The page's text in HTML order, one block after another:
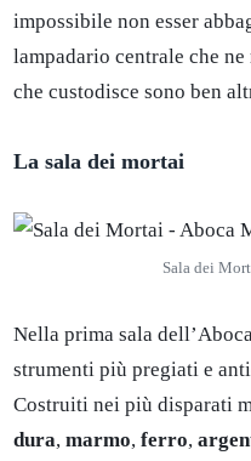
impossibile non esser
lampadario centrale che
che custodisce sono ben
La sala dei mortai
Sala dei
Nella prima sala
strumenti più pregiati e
Costruiti nei più disparati
dura, marmo, ferro,